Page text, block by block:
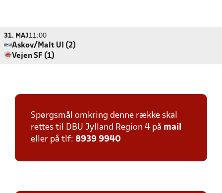
31. MAJ11:00
Askov/Malt UI (2)
Vejen SF (1)
Spørgsmål omkring denne række skal
rettes til DBU Jylland Region 4 på mail
eller på tlf: 8939 9940